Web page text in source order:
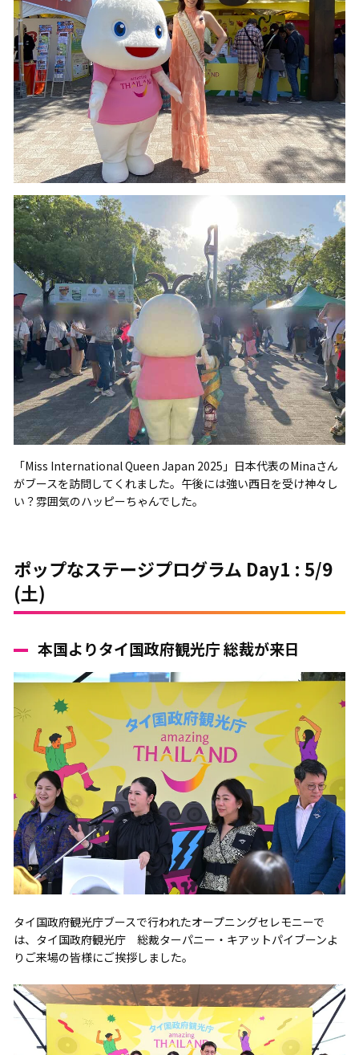
「Miss International Queen Japan 2025」日本代表のMinaさん
がブースを訪問してくれました。午後には強い西日を受け神々し
い？雰囲気のハッピーちゃんでした。
ポップなステージプログラム Day1 : 5/9
(土)
本国よりタイ国政府観光庁 総裁が来日
タイ国政府観光庁ブースで行われたオープニングセレモニーで
は、タイ国政府観光庁 総裁ターパニー・キアットパイブーンよ
りご来場の皆様にご挨拶しました。